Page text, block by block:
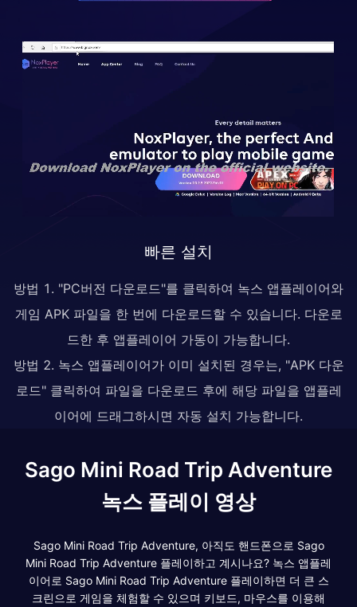
빠른 설치
방법 1. "PC버전 다운로드"를 클릭하여 녹스 앱플레이어와
게임 APK 파일을 한 번에 다운로드할 수 있습니다. 다운로
드한 후 앱플레이어 가동이 가능합니다.
방법 2. 녹스 앱플레이어가 이미 설치된 경우는, "APK 다운
로드" 클릭하여 파일을 다운로드 후에 해당 파일을 앱플레
이어에 드래그하시면 자동 설치 가능합니다.
Sago Mini Road Trip Adventure
녹스 플레이 영상
Sago Mini Road Trip Adventure, 아직도 핸드폰으로 Sago
Mini Road Trip Adventure 플레이하고 계시나요? 녹스 앱플레
이어로 Sago Mini Road Trip Adventure 플레이하면 더 큰 스
크린으로 게임을 체험할 수 있으며 키보드, 마우스를 이용해